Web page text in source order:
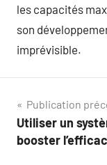
les capacités
son
imprévisible.
de
Publication
Utiliser un
booster